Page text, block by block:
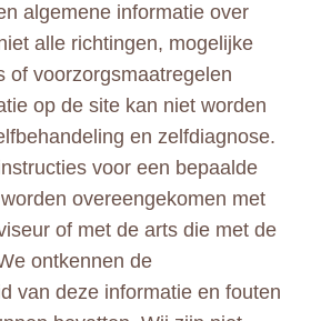
algemene informatie over
alle richtingen, mogelijke
of voorzorgsmaatregelen
op de site kan niet worden
en zelfdiagnose.
voor een bepaalde
overeengekomen met
of met de arts die met de
ontkennen de
van deze informatie en fouten